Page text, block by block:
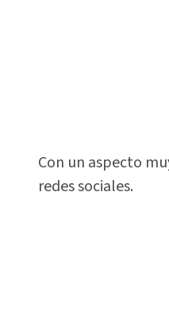
Con un aspecto
redes sociales.